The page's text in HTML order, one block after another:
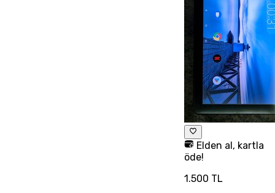
Elden al, kartla
öde!
1.500 TL